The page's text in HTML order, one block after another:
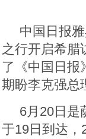
中国日报
之行开启希腊
了《中国日报
期盼李克强总
6月20日是
于19日到达，